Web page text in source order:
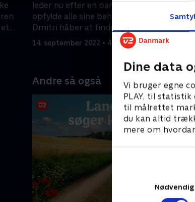
Dine data
Vi bruger egne
PLAY, til
til målrettet
du kan altid
mere om
Nødvendig
leder nu efter en partner til at
opfylde alle sine behov. Den 25-årige
Dmitri håber at finde sin
drømmepartner.
14. september 2022 • 46 min
Andre så også